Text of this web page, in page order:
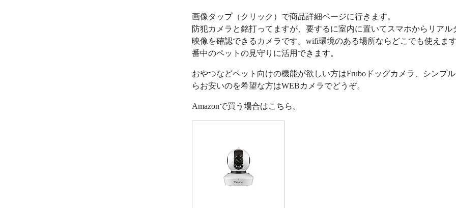
画像タップ（クリック）で商品詳細ページに行きます。
防犯カメラと銘打ってますが、要するに室内に置いてスマホからリアル
映像を確認できるカメラです。wifi環境のある場所ならどこでも使えま
番中のペットの見守りに活用できます。
おやつなどペット向けの機能が欲しい方はFruboドッグカメラ、シンプ
らお安いのを希望な方はWEBカメラでどうぞ。
Amazonで買う場合はこちら。